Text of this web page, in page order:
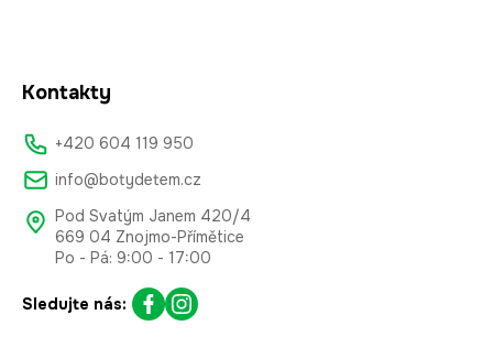
Kontakty
+420 604 119 950
info@botydetem.cz
Pod Svatým Janem 420/4
669 04 Znojmo-Přímětice
Po - Pá: 9:00 - 17:00
Sledujte nás: